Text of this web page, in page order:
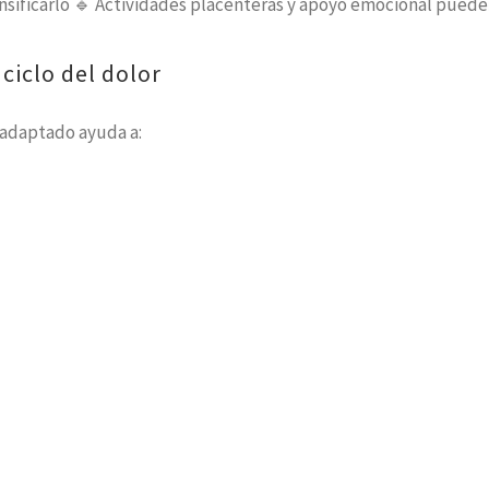
del dolor
ayuda a: